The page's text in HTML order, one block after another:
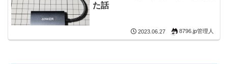
た話
2023.06.27 8796.jp管理人